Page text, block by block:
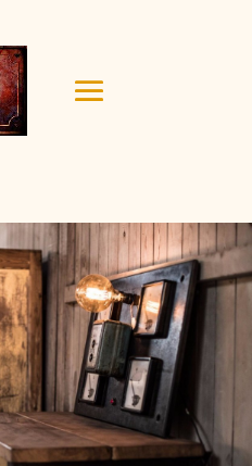
or remove this text inline
You can also style
in the module Design
CSS to this text in the